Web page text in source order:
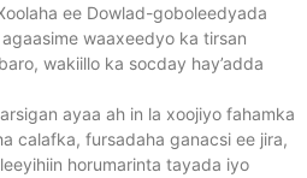
ee Dowlad-goboleedyada
waaxeedyo ka tirsan
wakiillo ka socday hay’adda
ayaa ah in la xoojiyo fahamka
calafka, fursadaha ganacsi ee jira,
horumarinta tayada iyo